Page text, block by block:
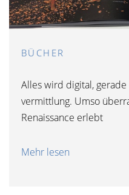
BÜCHER
Alles wird digital,
vermittlung. Umso
Renaissance erlebt
Mehr lesen